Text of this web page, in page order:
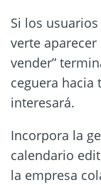
Si los
verte
vender”
ceguera hacia
interesará.
Incorpora la
calendario
la empresa